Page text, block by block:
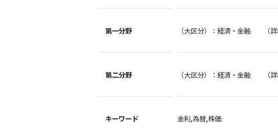
第一分野 （大区分）：経済・金融 （詳
第二分野 （大区分）：経済・金融 （詳
キーワード 金利,為替,株価